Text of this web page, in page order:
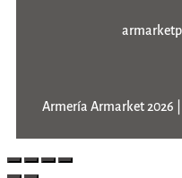
Armería Armarket 2026 |